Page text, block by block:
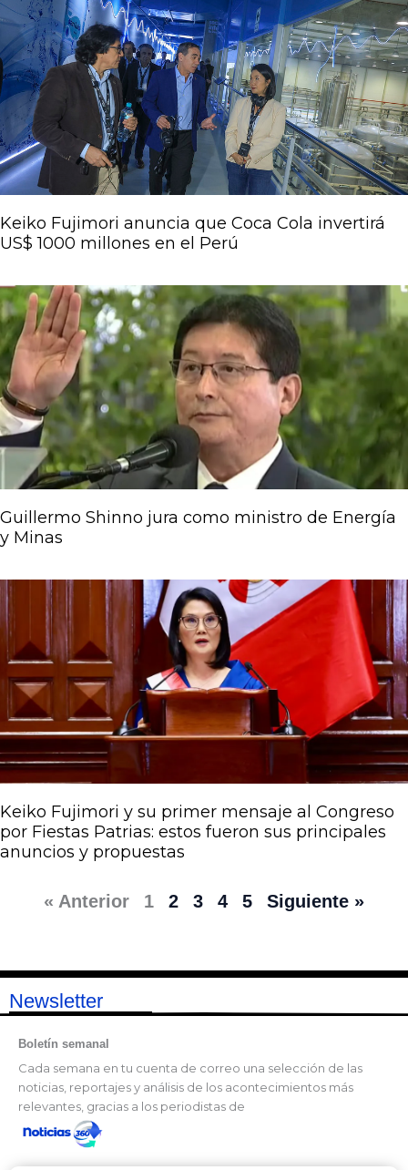
Keiko Fujimori anuncia que Coca Cola invertirá
US$ 1000 millones en el Perú
Guillermo Shinno jura como ministro de Energía
y Minas
Keiko Fujimori y su primer mensaje al Congreso
por Fiestas Patrias: estos fueron sus principales
anuncios y propuestas
« Anterior 1 2 3 4 5 Siguiente »
Newsletter
Boletín semanal
Cada semana en tu cuenta de correo una selección de las
noticias, reportajes y análisis de los acontecimientos más
relevantes, gracias a los periodistas de